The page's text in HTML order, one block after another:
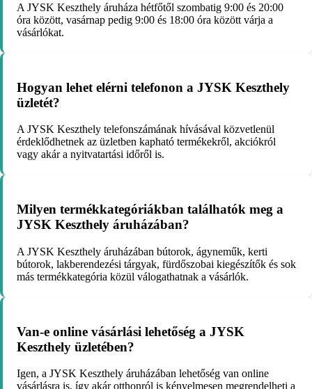
A JYSK Keszthely áruháza hétfőtől szombatig 9:00 és 20:00
óra között, vasárnap pedig 9:00 és 18:00 óra között várja a
vásárlókat.
Hogyan lehet elérni telefonon a JYSK Keszthely
üzletét?
A JYSK Keszthely telefonszámának hívásával közvetlenül
érdeklődhetnek az üzletben kapható termékekről, akciókról
vagy akár a nyitvatartási időről is.
Milyen termékkategóriákban találhatók meg a
JYSK Keszthely áruházában?
A JYSK Keszthely áruházában bútorok, ágyneműk, kerti
bútorok, lakberendezési tárgyak, fürdőszobai kiegészítők és sok
más termékkategória közül válogathatnak a vásárlók.
Van-e online vásárlási lehetőség a JYSK
Keszthely üzletében?
Igen, a JYSK Keszthely áruházában lehetőség van online
vásárlásra is, így akár otthonról is kényelmesen megrendelheti a